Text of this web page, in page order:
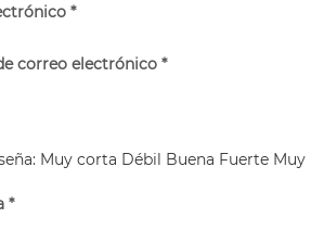
*
correo electrónico *
Muy corta Débil Buena Fuerte Muy
*